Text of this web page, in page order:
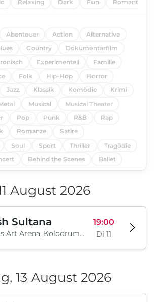
Relaxing Dark Fun Romantic
Abenteuer Action
Alternative
Country
Dokumentarfilm
Experimentell
Familie
Folk Hip-Hop
Horror
Jazz Klassik Komödie
Krimi
Musical
Musical Theater
Pop Punk R&B
Rap
Romanze
Satire
Soul Sport Thriller
Tragödie
Behind the Scenes Ballet
August 2026
Sultana
Vidas Art Arena, Kolodrum, Borisova gradina, Sofia, BG
19:00
Di 11
13 August 2026